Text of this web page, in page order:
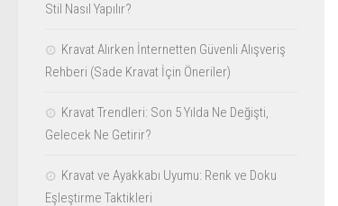
Stil Nasıl Yapılır?
Kravat Alırken İnternetten Güvenli Alışveriş
Rehberi (Sade Kravat İçin Öneriler)
Kravat Trendleri: Son 5 Yılda Ne Değişti,
Gelecek Ne Getirir?
Kravat ve Ayakkabı Uyumu: Renk ve Doku
Eşleştirme Taktikleri